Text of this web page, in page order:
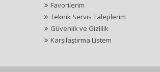
Favorilerim
Teknik Servis Taleplerim
Güvenlik ve Gizlilik
Karşılaştırma Listem